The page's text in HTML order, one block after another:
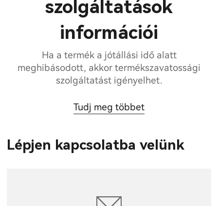
szolgáltatások
információi
Ha a termék a jótállási idő alatt
meghibásodott, akkor termékszavatossági
szolgáltatást igényelhet.
Tudj meg többet
Lépjen kapcsolatba velünk